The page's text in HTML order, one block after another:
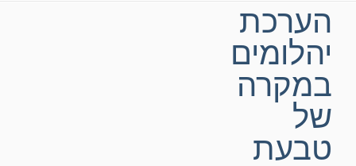
הערכת
יהלומים
במקרה
של
טבעת